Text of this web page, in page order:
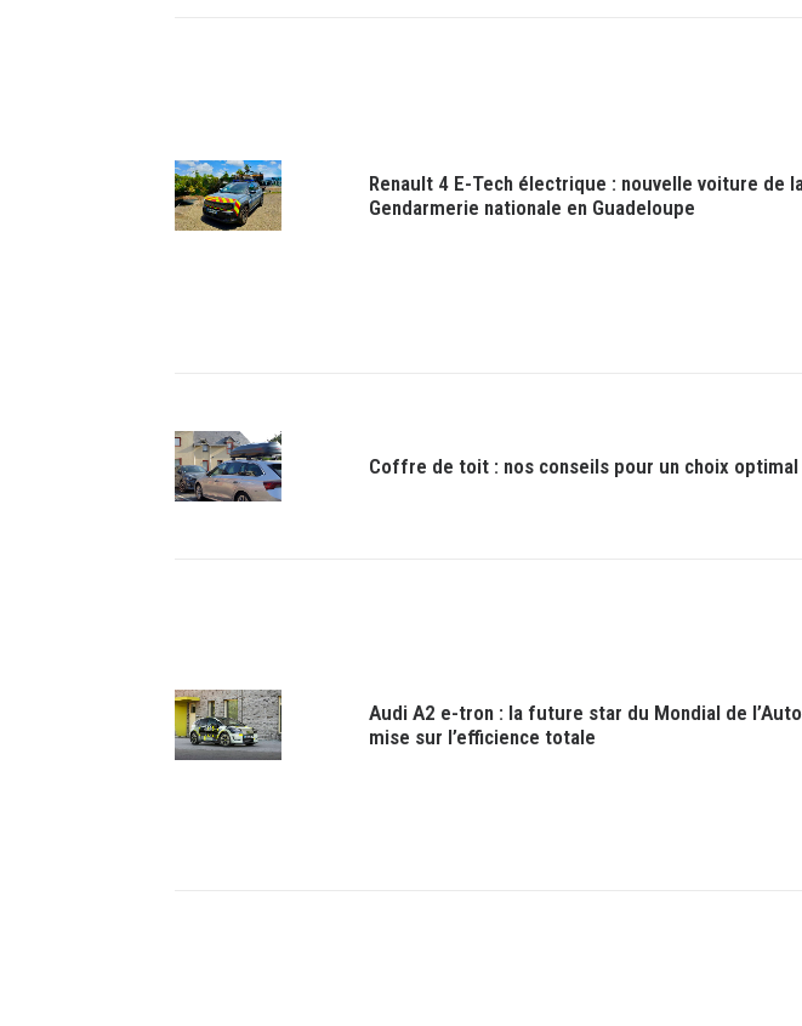
Renault 4 E-Tech électrique : nouvelle voiture de
Gendarmerie nationale en Guadeloupe
Coffre de toit : nos conseils pour un choix optimal
Audi A2 e-tron : la future star du Mondial de l’Auto
mise sur l’efficience totale